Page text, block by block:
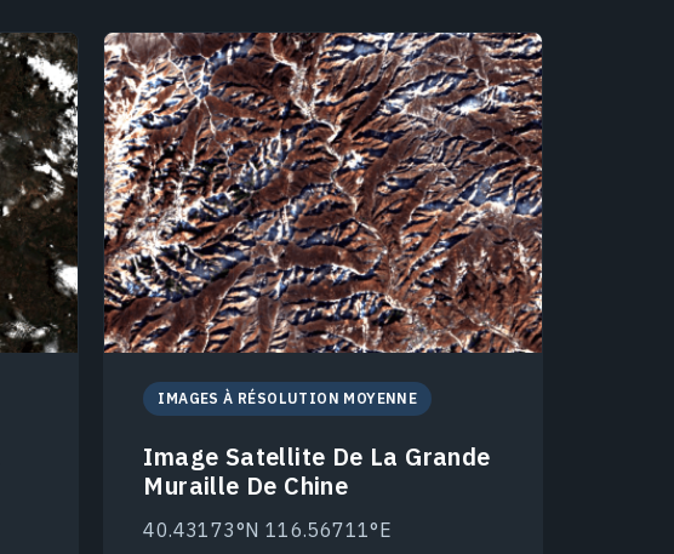
IMAGES À RÉSOLUTION MOYENNE
Image Satellite De La Grande
Muraille De Chine
40.43173°N 116.56711°E